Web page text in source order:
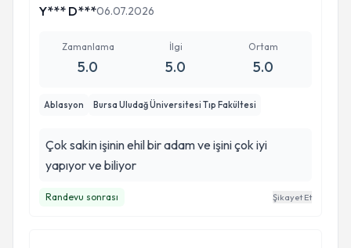
Y*** D***06.07.2026
Zamanlama
5.0
İlgi
5.0
Ortam
5.0
Ablasyon Bursa Uludağ Üniversitesi Tıp Fakültesi
Çok sakin işinin ehil bir adam ve işini çok iyi
yapıyor ve biliyor
Randevu sonrası Şikayet Et